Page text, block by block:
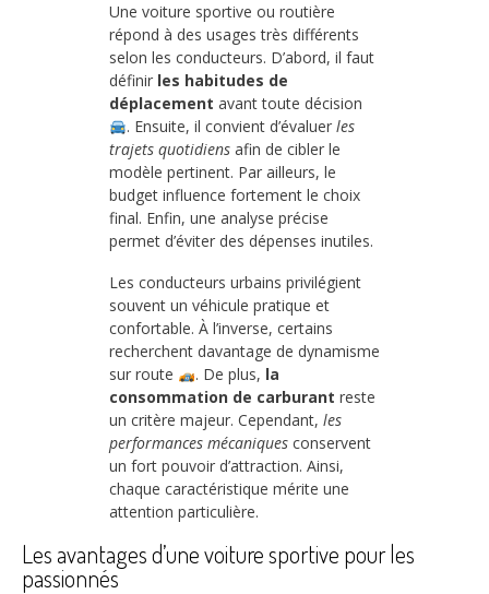
Une voiture sportive ou routière
répond à des usages très différents
selon les conducteurs. D’abord, il faut
définir les habitudes de
déplacement avant toute décision
. Ensuite, il convient d’évaluer les
trajets quotidiens afin de cibler le
modèle pertinent. Par ailleurs, le
budget influence fortement le choix
final. Enfin, une analyse précise
permet d’éviter des dépenses inutiles.
Les conducteurs urbains privilégient
souvent un véhicule pratique et
confortable. À l’inverse, certains
recherchent davantage de dynamisme
sur route
. De plus, la
consommation de carburant reste
un critère majeur. Cependant, les
performances mécaniques conservent
un fort pouvoir d’attraction. Ainsi,
chaque caractéristique mérite une
attention particulière.
Les avantages d’une voiture sportive pour les
passionnés